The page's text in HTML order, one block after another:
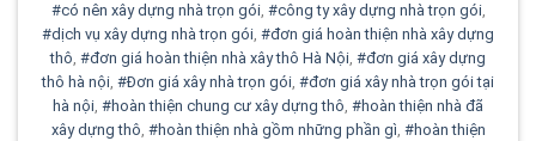
#có nên xây dựng nhà trọn gói, #công ty xây dựng nhà trọn gói,
#dịch vụ xây dựng nhà trọn gói, #đơn giá hoàn thiện nhà xây dựng
thô, #đơn giá hoàn thiện nhà xây thô Hà Nội, #đơn giá xây dựng
thô hà nội, #Đơn giá xây nhà trọn gói, #đơn giá xây nhà trọn gói tại
hà nội, #hoàn thiện chung cư xây dựng thô, #hoàn thiện nhà đã
xây dựng thô, #hoàn thiện nhà gồm những phần gì, #hoàn thiện